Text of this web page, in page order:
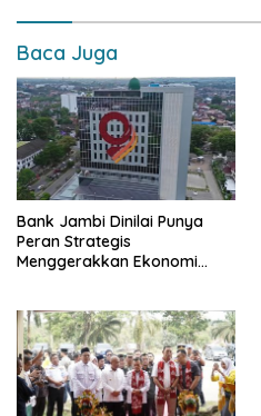
o
k
p
p
n
Baca Juga
Bank Jambi Dinilai Punya
Peran Strategis
Menggerakkan Ekonomi